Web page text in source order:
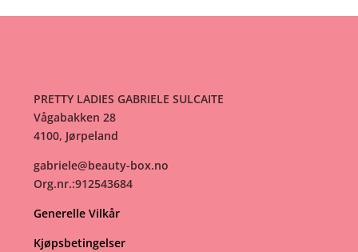
PRETTY LADIES GABRIELE SULCAITE
Vågabakken 28
4100, Jørpeland
gabriele@beauty-box.no
Org.nr.:912543684
Generelle Vilkår
Kjøpsbetingelser